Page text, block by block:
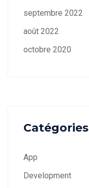
septembre 2022
août 2022
octobre 2020
Catégories
App
Development